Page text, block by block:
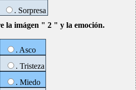
. Sorpresa
la imágen " 2 " y la emoción.
. Asco
. Tristeza
. Miedo